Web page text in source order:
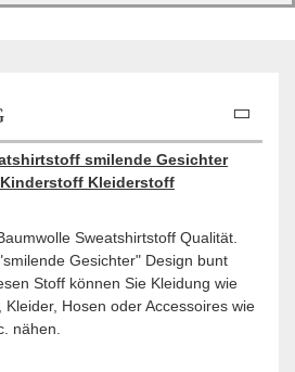
smilende Gesichter
Kleiderstoff
Sweatshirtstoff Qualität.
Gesichter" Design bunt
Stoff können Sie Kleidung wie
Hosen oder Accessoires wie
nähen.